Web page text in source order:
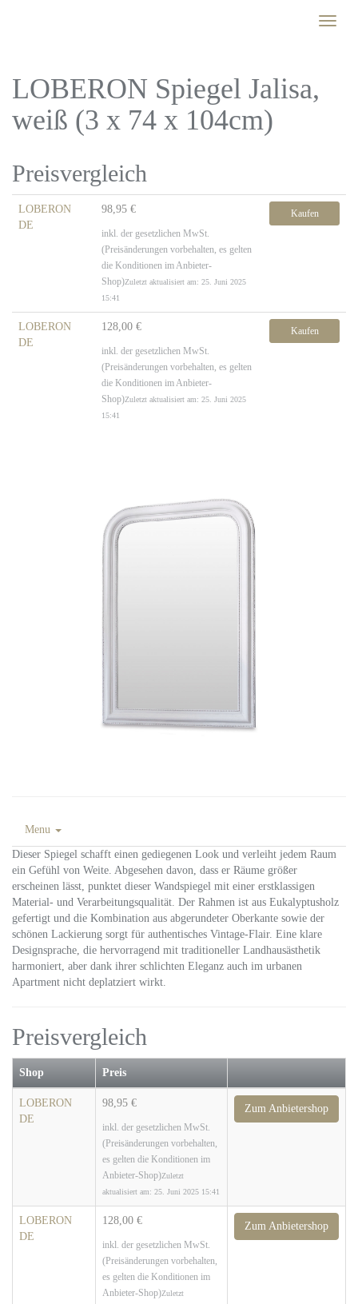
Toggle
LOBERON Spiegel Jalisa,
weiß (3 x 74 x 104cm)
Preisvergleich
LOBERON
DE
98,95 €
inkl. der gesetzlichen MwSt.
(Preisänderungen vorbehalten, es gelten
die Konditionen im Anbieter-
Shop)Zuletzt aktualisiert am: 25. Juni 2025
15:41
Kaufen
LOBERON
DE
128,00 €
inkl. der gesetzlichen MwSt.
(Preisänderungen vorbehalten, es gelten
die Konditionen im Anbieter-
Shop)Zuletzt aktualisiert am: 25. Juni 2025
15:41
Kaufen
Menu
Dieser Spiegel schafft einen gediegenen Look und verleiht jedem Raum
ein Gefühl von Weite. Abgesehen davon, dass er Räume größer
erscheinen lässt, punktet dieser Wandspiegel mit einer erstklassigen
Material- und Verarbeitungsqualität. Der Rahmen ist aus Eukalyptusholz
gefertigt und die Kombination aus abgerundeter Oberkante sowie der
schönen Lackierung sorgt für authentisches Vintage-Flair. Eine klare
Designsprache, die hervorragend mit traditioneller Landhausästhetik
harmoniert, aber dank ihrer schlichten Eleganz auch im urbanen
Apartment nicht deplatziert wirkt.
Preisvergleich
Shop Preis
LOBERON
DE
98,95 €
inkl. der gesetzlichen MwSt.
(Preisänderungen vorbehalten,
es gelten die Konditionen im
Anbieter-Shop)Zuletzt
aktualisiert am: 25. Juni 2025 15:41
Zum Anbietershop
LOBERON
DE
128,00 €
inkl. der gesetzlichen MwSt.
(Preisänderungen vorbehalten,
es gelten die Konditionen im
Anbieter-Shop)Zuletzt
Zum Anbietershop